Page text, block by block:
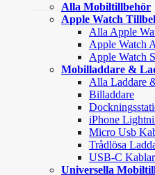
Alla Mobiltillbehör
Apple Watch
Alla Apple
Apple Watch
Apple Watch
Mobilladdare &
Alla Laddare
Billaddare
iPhone
Micro Usb
Trådlösa
USB-C Kablar
Universella